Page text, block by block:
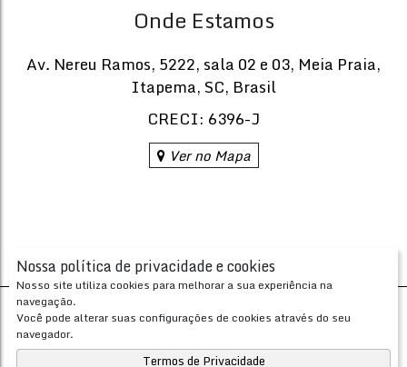
Nossa política de privacidade e cookies
Nosso site utiliza cookies para melhorar a sua experiência na
navegação.
Você pode alterar suas configurações de cookies através do seu
navegador.
Termos de Privacidade
Onde Estamos
Av. Nereu Ramos, 5222, sala 02 e 03, Meia Praia,
Itapema, SC, Brasil
CRECI: 6396-J
Ver no Mapa
Apresenta.me ~ Plataforma Imobiliária